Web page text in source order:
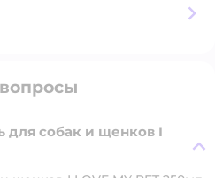
для собак и щенков I